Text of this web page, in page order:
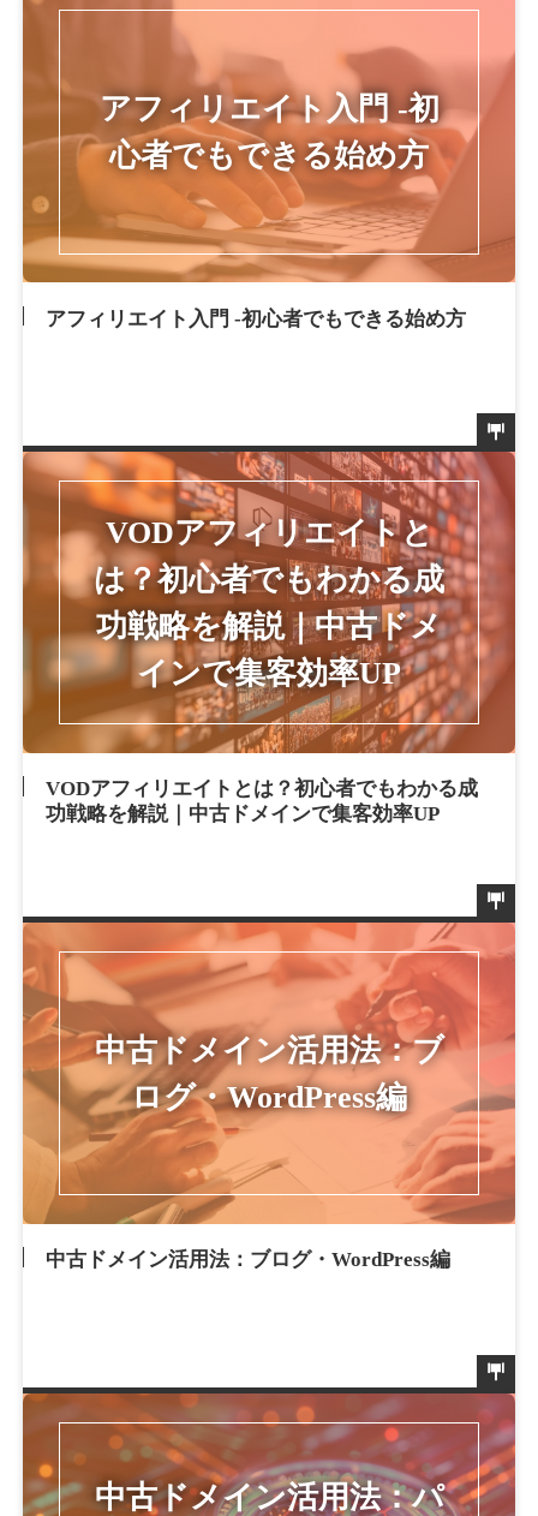
アフィリエイト入門 -初心者でもできる始め方
VODアフィリエイトとは？初心者でもわかる成
功戦略を解説｜中古ドメインで集客効率UP
中古ドメイン活用法：ブログ・WordPress編